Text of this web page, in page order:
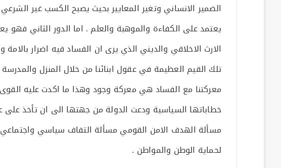
الضمير الانساني وتغير المعايير بحيث يصبح الكسب غير
يعتمد على الكفاءة والموهبة والعلم . اما الدور الثاني فهو
الارث الاخلاقي والديني الذي يرى ان الفساد فيه اضرار
تلك القيم العظيمة في عقول ابنائنا من خلال المنزل
معركتنا مع الفساد هي معركة وجود وهذا ما اكدت عليه
خطاباتها السياسية ودعت الدولة من جهتها الى ان تأخذ
مسألة الهدف الامن القومي مسألة التفاف سياسي
لحماية الوطن والمواطن .